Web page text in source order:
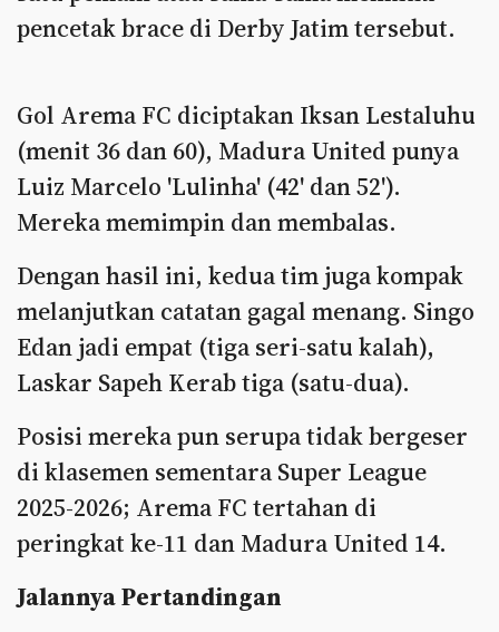
pencetak brace di Derby Jatim tersebut.
Gol Arema FC diciptakan Iksan Lestaluhu
(menit 36 dan 60), Madura United punya
Luiz Marcelo 'Lulinha' (42' dan 52').
Mereka memimpin dan membalas.
Dengan hasil ini, kedua tim juga kompak
melanjutkan catatan gagal menang. Singo
Edan jadi empat (tiga seri-satu kalah),
Laskar Sapeh Kerab tiga (satu-dua).
Posisi mereka pun serupa tidak bergeser
di klasemen sementara Super League
2025-2026; Arema FC tertahan di
peringkat ke-11 dan Madura United 14.
Jalannya Pertandingan